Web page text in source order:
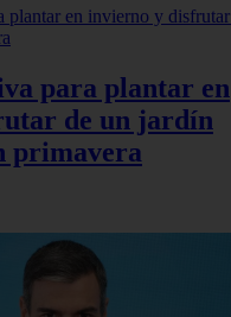
para plantar en
de un jardín
primavera